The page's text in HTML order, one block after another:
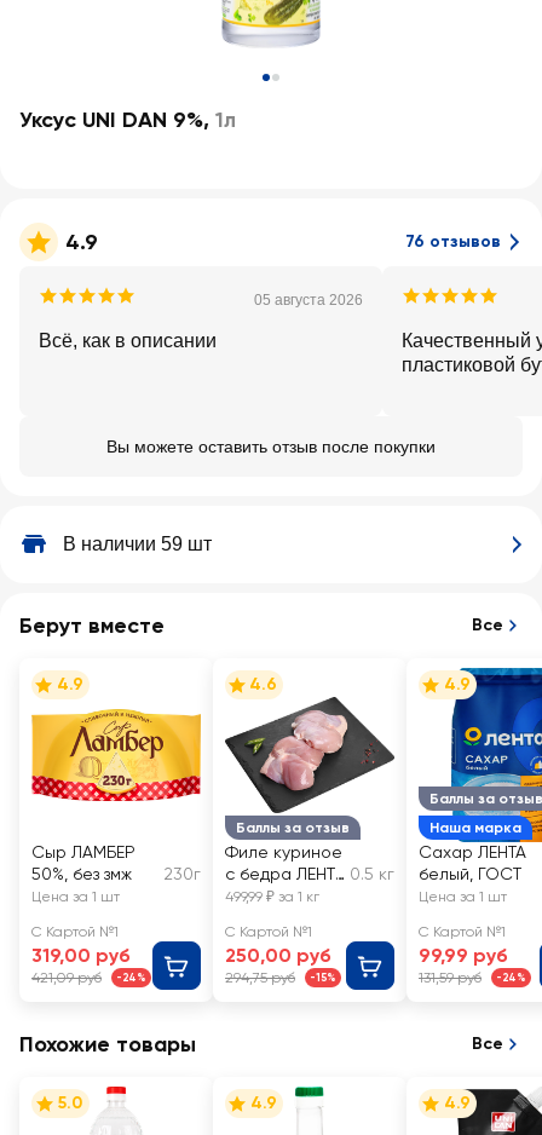
Уксус UNI DAN 9%, 1л
4.9 76 отзывов
05 августа 2026
Всё, как в описании
Качественный
пластиковой
Вы можете оставить отзыв после покупки
В наличии 59 шт
Берут вместе Все
4.9
Сыр ЛАМБЕР
50%, без змж
230г
Цена за 1 шт
С Картой №1
319,00 руб
421,09 руб -24%
Баллы за отзыв
4.6
Филе куриное
с бедра ЛЕНТА
FRESH,
0.5 кг
499,99 ₽ за 1 кг
С Картой №1
250,00 руб
294,75 руб -15%
Баллы за отзыв
Наша марка
4.9
Сахар ЛЕНТА
белый, ГОСТ
Цена за 1 шт
С Картой №1
99,99 руб
131,59 руб -24%
Похожие товары Все
5.0 4.9 4.9